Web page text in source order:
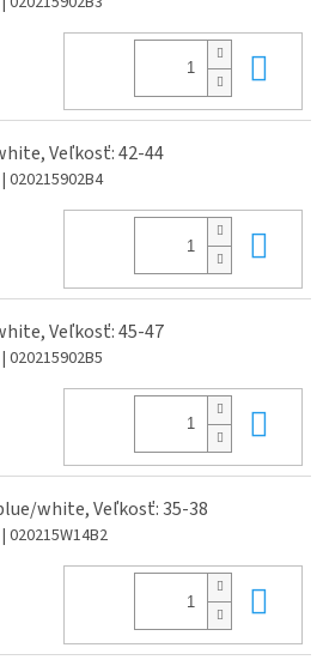
Veľkosť: 42-44
| 020215902B4
Veľkosť: 45-47
| 020215902B5
white, Veľkosť: 35-38
| 020215W14B2